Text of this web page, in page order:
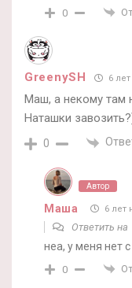
0
GreenySH 6
Маш, а некому там
Наташки
0
Автор
Маша 6 лет
Ответить на
неа, у меня нет с
0